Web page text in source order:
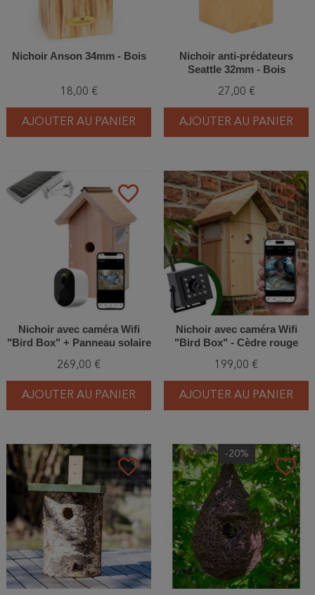
Nichoir Anson 34mm - Bois
18,00 €
AJOUTER AU PANIER
Nichoir anti‑prédateurs
Seattle 32mm - Bois
27,00 €
AJOUTER AU PANIER
favorite_border
Nichoir avec caméra Wifi
"Bird Box" + Panneau solaire
269,00 €
AJOUTER AU PANIER
favorite_border
Nichoir avec caméra Wifi
"Bird Box" - Cèdre rouge
199,00 €
AJOUTER AU PANIER
favorite_border favorite_border
-20%